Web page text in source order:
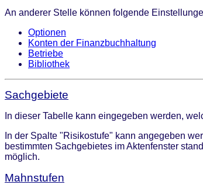
An anderer Stelle können folgende
Optionen
Konten der Finanzbuchhaltung
Betriebe
Bibliothek
Sachgebiete
In dieser Tabelle kann eingegeben werden,
In der Spalte "Risikostufe" kann angegeben
bestimmten Sachgebietes im Aktenfenster
möglich.
Mahnstufen